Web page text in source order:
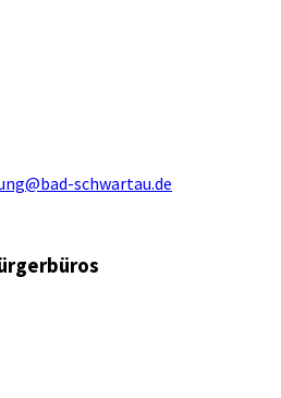
schwartau.de